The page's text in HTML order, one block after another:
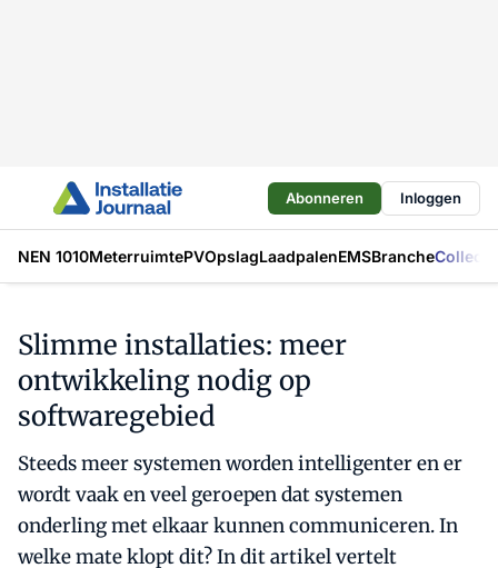
Abonneren Inloggen
NEN 1010MeterruimtePVOpslagLaadpalenEMSBranche
Slimme installaties: meer
ontwikkeling nodig op
softwaregebied
Steeds meer systemen worden intelligenter en er
wordt vaak en veel geroepen dat systemen
onderling met elkaar kunnen communiceren. In
welke mate klopt dit? In dit artikel vertelt